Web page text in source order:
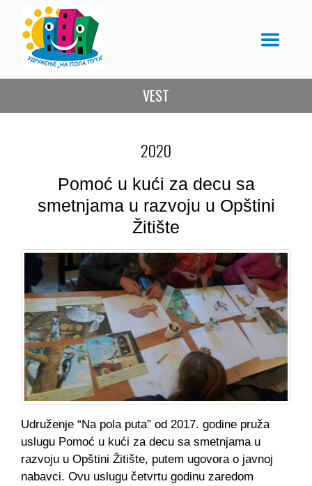
VEST
2020
Pomoć u kući za decu sa
smetnjama u razvoju u Opštini
Žitište
Udruženje “Na pola puta” od 2017. godine pruža
uslugu Pomoć u kući za decu sa smetnjama u
razvoju u Opštini Žitište, putem ugovora o javnoj
nabavci. Ovu uslugu četvrtu godinu zaredom